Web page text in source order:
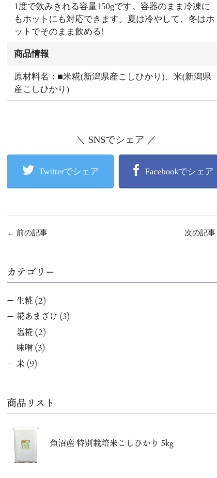
1度で飲みきれる容量150gです。容器のまま冷凍に
もホットにも対応できます。夏は冷やして、冬はホ
ットでそのまま飲める!
商品情報
原材料名：■米糀(新潟県産こしひかり)、米(新潟県
産こしひかり)
＼ SNSでシェア ／
Twitterでシェア Facebookでシェア
← 前の記事 次の記事
カテゴリー
生糀 (2)
糀あまざけ (3)
塩糀 (2)
味噌 (3)
米 (9)
商品リスト
魚沼産 特別栽培米こしひかり 5kg